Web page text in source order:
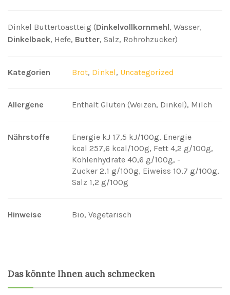
Dinkel Buttertoastteig (Dinkelvollkornmehl, Wasser,
Dinkelback, Hefe, Butter, Salz, Rohrohzucker)
Kategorien Brot, Dinkel, Uncategorized
Allergene Enthält Gluten (Weizen, Dinkel), Milch
Nährstoffe Energie kJ 17,5 kJ/100g, Energie
kcal 257,6 kcal/100g, Fett 4,2 g/100g,
Kohlenhydrate 40,6 g/100g, -
Zucker 2,1 g/100g, Eiweiss 10,7 g/100g,
Salz 1,2 g/100g
Hinweise Bio, Vegetarisch
Das könnte Ihnen auch schmecken